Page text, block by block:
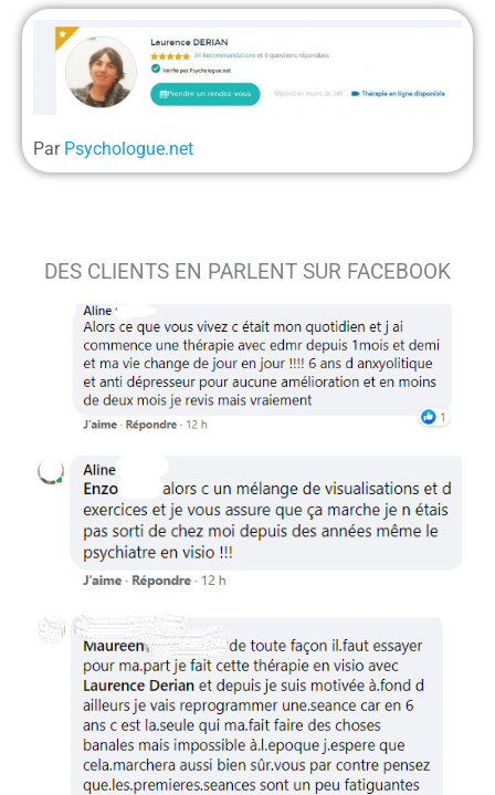
Par Psychologue.net
DES CLIENTS EN PARLENT SUR FACEBOOK